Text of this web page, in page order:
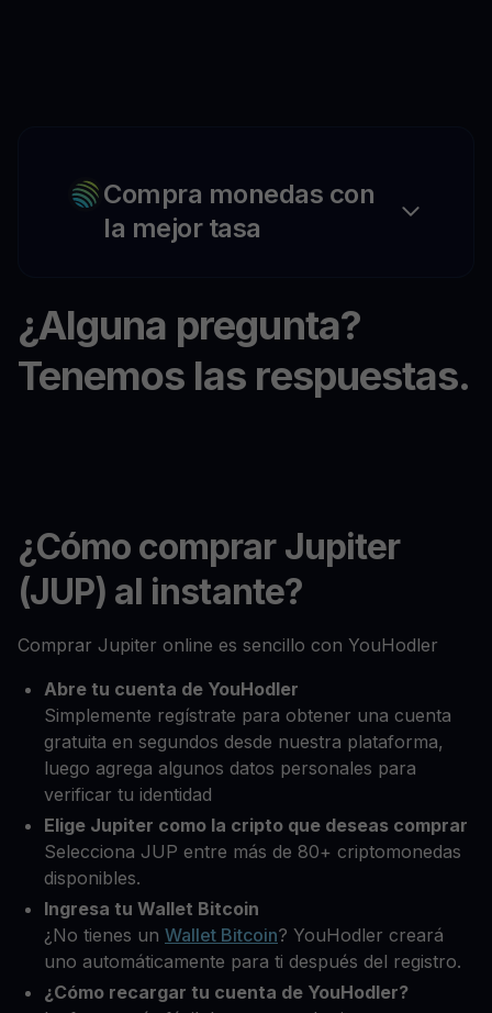
Compra monedas con
la mejor tasa
¿Alguna pregunta?
Tenemos las respuestas.
¿Cómo comprar Jupiter
(JUP) al instante?
Comprar Jupiter online es sencillo con YouHodler
Abre tu cuenta de YouHodler
Simplemente regístrate para obtener una cuenta
gratuita en segundos desde nuestra plataforma,
luego agrega algunos datos personales para
verificar tu identidad
Elige Jupiter como la cripto que deseas comprar
Selecciona JUP entre más de 80+ criptomonedas
disponibles.
Ingresa tu Wallet Bitcoin
¿No tienes un Wallet Bitcoin? YouHodler creará
uno automáticamente para ti después del registro.
¿Cómo recargar tu cuenta de YouHodler?